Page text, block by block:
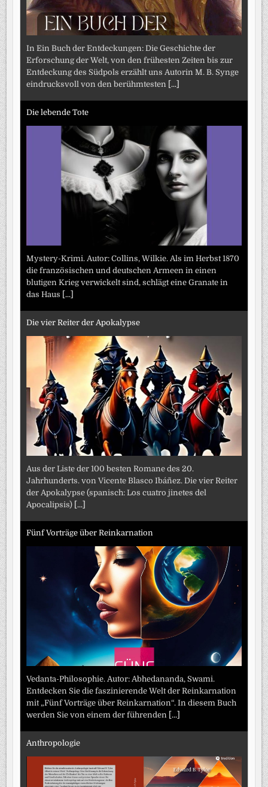
In Ein Buch der Entdeckungen: Die Geschichte der
Erforschung der Welt, von den frühesten Zeiten bis zur
Entdeckung des Südpols erzählt uns Autorin M. B. Synge
eindrucksvoll von den berühmtesten [...]
Die lebende Tote
Mystery-Krimi. Autor: Collins, Wilkie. Als im Herbst 1870
die französischen und deutschen Armeen in einen
blutigen Krieg verwickelt sind, schlägt eine Granate in
das Haus [...]
Die vier Reiter der Apokalypse
Aus der Liste der 100 besten Romane des 20.
Jahrhunderts. von Vicente Blasco Ibáñez. Die vier Reiter
der Apokalypse (spanisch: Los cuatro jinetes del
Apocalipsis) [...]
Fünf Vorträge über Reinkarnation
Vedanta-Philosophie. Autor: Abhedananda, Swami.
Entdecken Sie die faszinierende Welt der Reinkarnation
mit „Fünf Vorträge über Reinkarnation“. In diesem Buch
werden Sie von einem der führenden [...]
Anthropologie